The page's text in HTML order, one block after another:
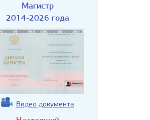
Магистр
2014-2026 года
Видео документа